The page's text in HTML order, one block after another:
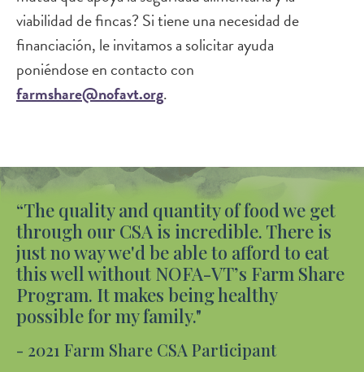
viabilidad de fincas? Si tiene una necesidad de
financiación, le invitamos a solicitar ayuda
poniéndose en contacto con
farmshare@nofavt.org.
“The quality and quantity of food we get
through our CSA is incredible. There is
just no way we'd be able to afford to eat
this well without NOFA-VT’s Farm Share
Program. It makes being healthy
possible for my family."
- 2021 Farm Share CSA Participant